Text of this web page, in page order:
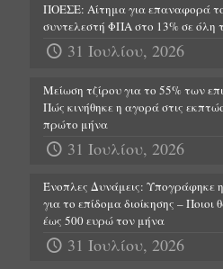
ΠΟΕΣΕ: Αίτημα για επαναφορά
συντελεστή ΦΠΑ στο 13% σε όλη
31 Ιουλίου, 2026
Μείωση τζίρου για το 55% των
Πώς κινήθηκε η αγορά στις
πρώτο μήνα
31 Ιουλίου, 2026
Ένοπλες Δυνάμεις: Υπογράφηκε
για το επίδομα διοίκησης – Ποιοι
έως 500 ευρώ τον μήνα
31 Ιουλίου, 2026